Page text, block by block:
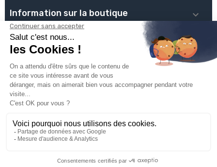
Information sur la boutique 
PLOMBSERVICE 
INFOS PRATIQUES 
VOTRE COMPTE 
Groupe Proservice